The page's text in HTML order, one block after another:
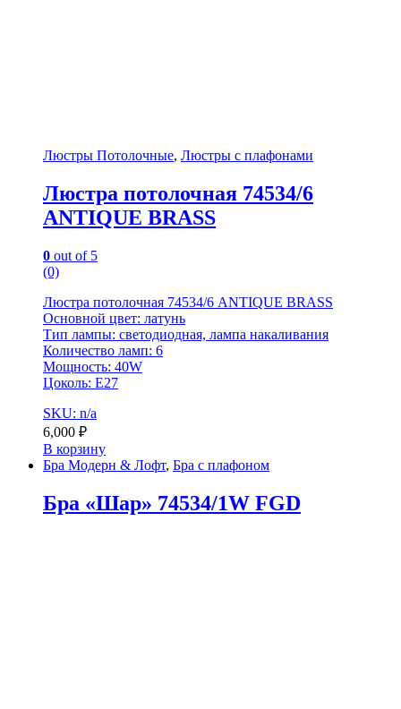
Люстры Потолочные, Люстры с плафонами
Люстра потолочная 74534/6
ANTIQUE BRASS
0 out of 5
(0)
Люстра потолочная 74534/6 ANTIQUE BRASS
Основной цвет: латунь
Тип лампы: светодиодная, лампа накаливания
Количество ламп: 6
Мощность: 40W
Цоколь: E27
SKU: n/a
6,000 ₽
В корзину
Бра Модерн & Лофт, Бра с плафоном
Бра «Шар» 74534/1W FGD